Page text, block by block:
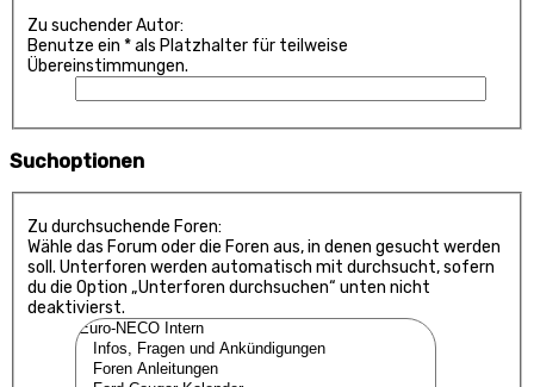
Zu suchender Autor:
Benutze ein * als Platzhalter für teilweise
Übereinstimmungen.
Suchoptionen
Zu durchsuchende Foren:
Wähle das Forum oder die Foren aus, in denen gesucht werden
soll. Unterforen werden automatisch mit durchsucht, sofern
du die Option „Unterforen durchsuchen“ unten nicht
deaktivierst.